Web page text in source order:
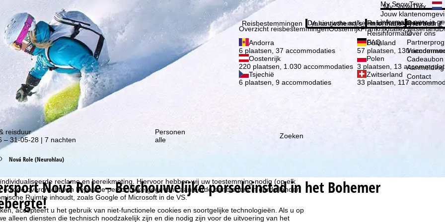
gebruiken we cookies om gebruiksinformatie te verzamelen, die wij, TravelTrex GmbH,
Gebruiksprofielen worden aangemaakt op basis van uw activiteiten met behulp van
reclame en bereikmeting. Hiervoor hebben wij uw toestemming nodig (op elk
ook de overdracht van bepaalde persoonlijke gegevens aan derde aanbieders in derde landen
Ruimte inhoudt, zoals Google of Microsoft in de VS.
accepteert u het gebruik van niet-functionele cookies en soortgelijke technologieën. Als u op
alleen diensten die technisch noodzakelijk zijn en die nodig zijn voor de uitvoering van het
van onze kortingsacties!
My SnowTrex
My SnowTrex
Jouw
informatie over je
Reisbestemmingen
Overzicht reisbestemmingenOostenrijkFrankrijkItaliëZwitserland
Andorra
6 plaatsen, 37 accommodaties
Duitsland
57 plaatsen, 130
Oostenrijk
220 plaatsen, 1.030 accommodaties
Polen
3 plaatsen, 13
Tsjechië
6 plaatsen, 9 accommodaties
Zwitserland
33 plaatsen, 117
Vakantiethema's
De nieuwste artikelen in ons magazine
Informatie
Reisinformatie
Reisinformatie
FAQ
Het bedrijf
Over ons
Over ons
Cadeaubon
Contact
reisduur
– 31-05-28 | 7 nachten
Personen
alle
Zoeken
Nová Role (Neurohlau)
Nová Role – Beschouwelijke porseleinstad in het Bohemer